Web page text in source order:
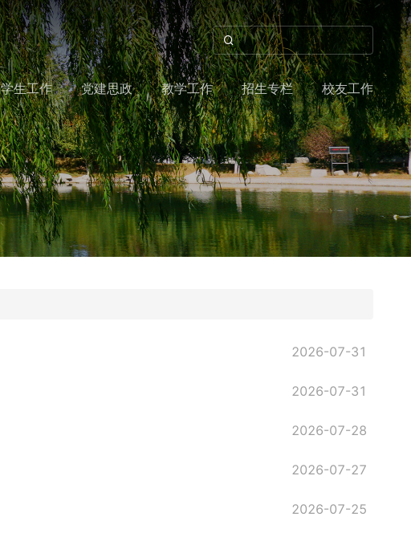
学生工作 党建思政 教学工作 招生专栏 校友工作
2026-07-31
2026-07-31
2026-07-28
2026-07-27
2026-07-25